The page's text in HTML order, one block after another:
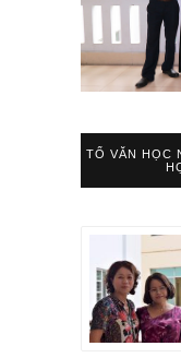
TỔ VĂN HỌC